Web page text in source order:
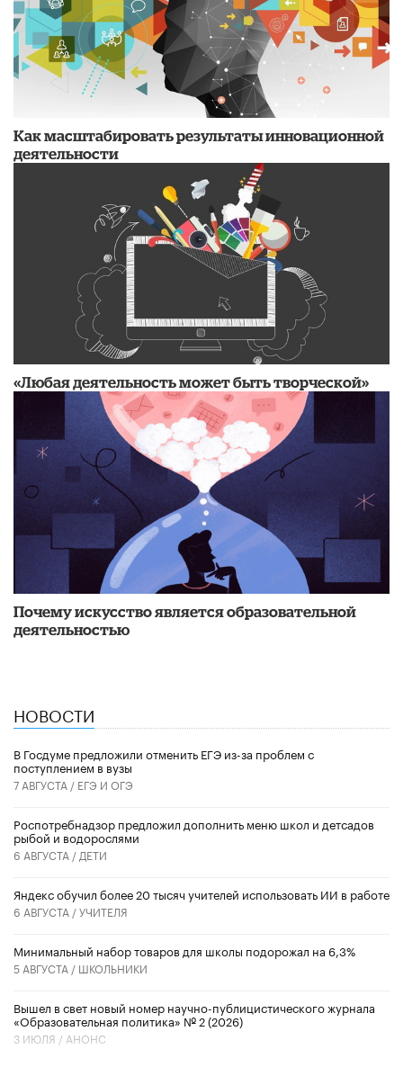
Как масштабировать результаты инновационной
деятельности
«Любая деятельность может быть творческой»
Почему искусство является образовательной
деятельностью
НОВОСТИ
В Госдуме предложили отменить ЕГЭ из-за проблем с
поступлением в вузы
7 АВГУСТА / ЕГЭ И ОГЭ
Роспотребнадзор предложил дополнить меню школ и детсадов
рыбой и водорослями
6 АВГУСТА / ДЕТИ
​Яндекс обучил более 20 тысяч учителей использовать ИИ в работе
6 АВГУСТА /УЧИТЕЛЯ
Минимальный набор товаров для школы подорожал на 6,3%
5 АВГУСТА / ШКОЛЬНИКИ
Вышел в свет новый номер научно-публицистического журнала
«Образовательная политика» № 2 (2026)
3 ИЮЛЯ / АНОНС